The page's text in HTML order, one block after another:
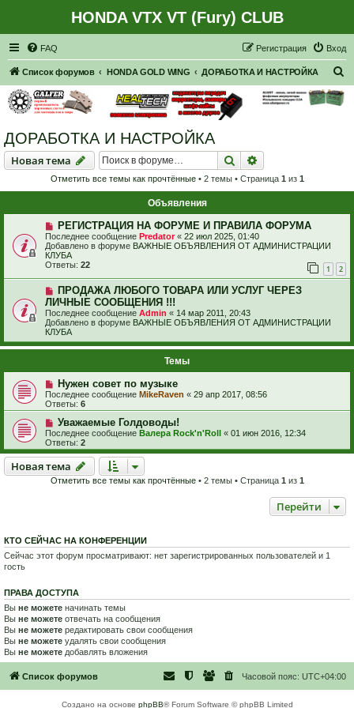
HONDA VTX VT (Fury) CLUB
FAQ Вход
Регистрация
Список форумов HONDA GOLD WING ДОРАБОТКА И НАСТРОЙКА
ДОРАБОТКА И НАСТРОЙКА
Новая тема
Новаятема Поиск
Отметить все темы как прочтённые• 2 темы • Страница 1 из 1
Объявления
РЕГИСТРАЦИЯ НА ФОРУМЕ И ПРАВИЛА ФОРУМА
Последнее сообщение Predator« 22 июл 2025, 01:40
Добавлено в форуме ВАЖНЫЕ ОБЪЯВЛЕНИЯ ОТ АДМИНИСТРАЦИИ
КЛУБА
Ответы: 22 1 2
ПРОДАЖА ЛЮБОГО ТОВАРА ИЛИ УСЛУГ ЧЕРЕЗ
ЛИЧНЫЕ СООБЩЕНИЯ !!!
Последнее сообщение Admin « 14 мар 2011, 20:43
Добавлено в форуме ВАЖНЫЕ ОБЪЯВЛЕНИЯ ОТ АДМИНИСТРАЦИИ
КЛУБА
Темы
Нужен совет по музыке
Последнее сообщение MikeRaven « 29 апр 2017, 08:56
Ответы: 6
Уважаемые Голдоводы!
Последнее сообщение Валера Rock'n'Roll « 01 июн 2016, 12:34
Ответы: 2
Новая тема
Новаятема
Отметить все темы как прочтённые• 2 темы • Страница 1 из 1
Перейти
КТО СЕЙЧАС НА КОНФЕРЕНЦИИ
Сейчас этот форум просматривают: нет зарегистрированных пользователей и 1
гость
ПРАВА ДОСТУПА
Вы не можете начинать темы
Вы не можете отвечать на сообщения
Вы не можете редактировать свои сообщения
Вы не можете удалять свои сообщения
Вы не можете добавлять вложения
Список форумов Часовой пояс: UTC+04:00
Создано на основе phpBB® Forum Software © phpBB Limited